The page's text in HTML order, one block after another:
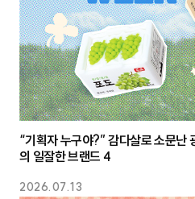
2026.07.13
“기획자 누구야?” 감다살로 소문난
의 일잘한 브랜드 4